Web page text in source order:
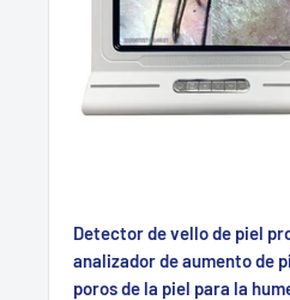
Detector de vello de piel
analizador de aumento de
poros de la piel para la